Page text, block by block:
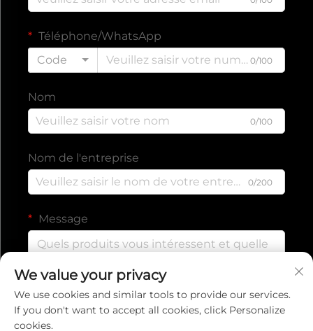
Téléphone/WhatsApp
Code
0/100
Nom
0/100
Nom de l'entreprise
0/200
Message
We value your privacy
We use cookies and similar tools to provide our services.
If you don't want to accept all cookies, click Personalize
cookies.